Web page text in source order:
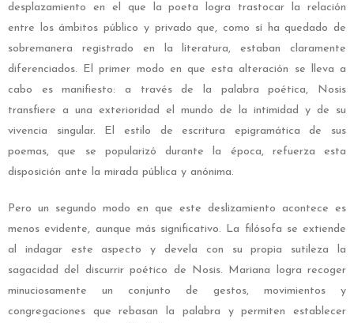
desplazamiento en el que la poeta logra trastocar la relación
entre los ámbitos público y privado que, como sí ha quedado de
sobremanera registrado en la literatura, estaban claramente
diferenciados. El primer modo en que esta alteración se lleva a
cabo es manifiesto: a través de la palabra poética, Nosis
transfiere a una exterioridad el mundo de la intimidad y de su
vivencia singular. El estilo de escritura epigramática de sus
poemas, que se popularizó durante la época, refuerza esta
disposición ante la mirada pública y anónima.
Pero un segundo modo en que este deslizamiento acontece es
menos evidente, aunque más significativo. La filósofa se extiende
al indagar este aspecto y devela con su propia sutileza la
sagacidad del discurrir poético de Nosis. Mariana logra recoger
minuciosamente un conjunto de gestos, movimientos y
congregaciones que rebasan la palabra y permiten establecer